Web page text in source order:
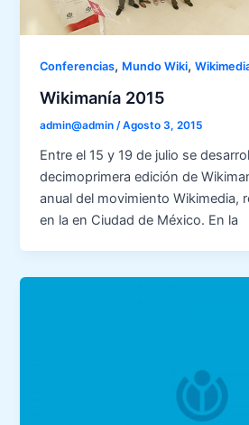
Conferencias, Mundo Wiki,
Wikimanía 2015
admin@admin/Agosto 3, 2015
Entre el 15 y 19 de julio se
decimoprimera edición de
anual del movimiento Wikimedia,
en la en Ciudad de México. En la